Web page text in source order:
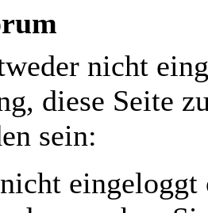
nicht
diese Seite
sein: